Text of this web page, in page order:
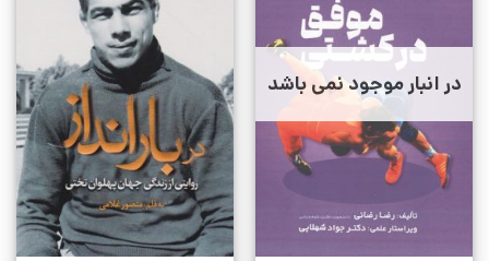
در انبار موجود نمی باشد